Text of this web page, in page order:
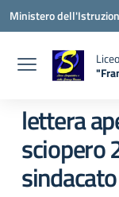
Vai ai contenuti
Vai al menu di
Vai al footer
Ministero
lettera
sciopero
sindacato